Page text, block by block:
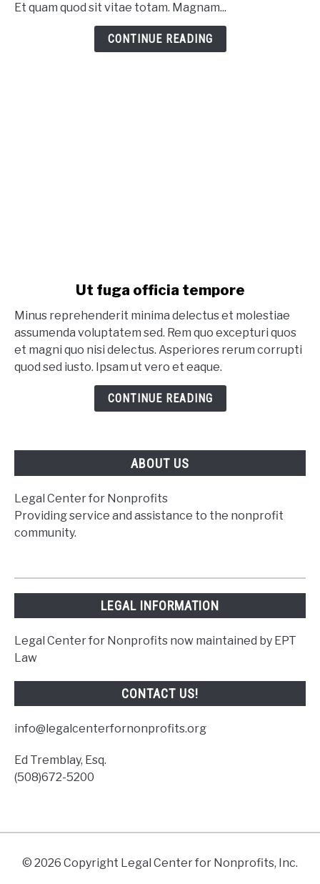
Et quam quod sit vitae totam. Magnam...
CONTINUE READING
link to Ut fuga officia tempore
Ut fuga officia tempore
Minus reprehenderit minima delectus et molestiae
assumenda voluptatem sed. Rem quo excepturi quos
et magni quo nisi delectus. Asperiores rerum corrupti
quod sed iusto. Ipsam ut vero et eaque.
CONTINUE READING
ABOUT US
Legal Center for Nonprofits
Providing service and assistance to the nonprofit
community.
LEGAL INFORMATION
Legal Center for Nonprofits now maintained by EPT
Law
CONTACT US!
info@legalcenterfornonprofits.org
Ed Tremblay, Esq.
(508)672-5200
© 2026 Copyright Legal Center for Nonprofits, Inc.